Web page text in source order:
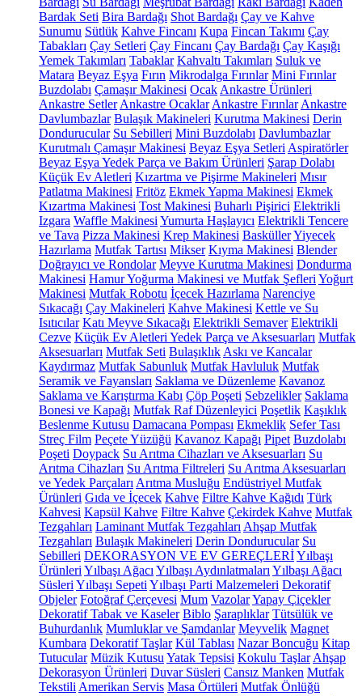
Bardak Seti Bira Bardağı Shot Bardağı Çay ve Kahve
Sunumu Sütlük Kahve Fincanı Kupa Fincan Takımı Çay
Tabakları Çay Setleri Çay Fincanı Çay Bardağı Çay Kaşığı
Yemek Takımları Tabaklar Kahvaltı Takımları Suluk ve
Matara Beyaz Eşya Fırın Mikrodalga Fırınlar Mini Fırınlar
Buzdolabı Çamaşır Makinesi Ocak Ankastre Ürünleri
Ankastre Setler Ankastre Ocaklar Ankastre Fırınlar Ankastre
Davlumbazlar Bulaşık Makineleri Kurutma Makinesi Derin
Dondurucular Su Sebilleri Mini Buzdolabı Davlumbazlar
Kurutmalı Çamaşır Makinesi Beyaz Eşya Setleri Aspiratörler
Beyaz Eşya Yedek Parça ve Bakım Ürünleri Şarap Dolabı
Küçük Ev Aletleri Kızartma ve Pişirme Makineleri Mısır
Patlatma Makinesi Fritöz Ekmek Yapma Makinesi Ekmek
Kızartma Makinesi Tost Makinesi Buharlı Pişirici Elektrikli
Izgara Waffle Makinesi Yumurta Haşlayıcı Elektrikli Tencere
ve Tava Pizza Makinesi Krep Makinesi BasküllerYiyecek
Hazırlama Mutfak Tartısı Mikser Kıyma Makinesi Blender
Doğrayıcı ve Rondolar Meyve Kurutma Makinesi Dondurma
Makinesi Hamur Yoğurma Makinesi ve Mutfak Şefleri Yoğurt
Makinesi Mutfak Robotu İçecek Hazırlama Narenciye
Sıkacağı Çay Makineleri Kahve Makinesi Kettle ve Su
Isıtıcılar Katı Meyve Sıkacağı Elektrikli Semaver Elektrikli
Cezve Küçük Ev Aletleri Yedek Parça ve Aksesuarları Mutfak
Aksesuarları Mutfak Seti Bulaşıklık Askı ve Kancalar
Kaydırmaz Mutfak Sabunluk Mutfak Havluluk Mutfak
Seramik ve Fayansları Saklama ve Düzenleme Kavanoz
Saklama ve Karıştırma Kabı Çöp Poşeti Sebzelikler Saklama
Bonesi ve Kapağı Mutfak Raf Düzenleyici Poşetlik Kaşıklık
Beslenme Kutusu Damacana Pompası Ekmeklik Sefer Tası
Streç Film Peçete Yüzüğü Kavanoz Kapağı Pipet Buzdolabı
Poşeti Doypack Su Arıtma Cihazları ve Aksesuarları Su
Arıtma Cihazları Su Arıtma Filtreleri Su Arıtma Aksesuarları
ve Yedek Parçaları Arıtma Musluğu Endüstriyel Mutfak
Ürünleri Gıda ve İçecek Kahve Filtre Kahve Kağıdı Türk
Kahvesi Kapsül Kahve Filtre Kahve Çekirdek Kahve Mutfak
Tezgahları Laminant Mutfak Tezgahları Ahşap Mutfak
Tezgahları Bulaşık Makineleri Derin Dondurucular Su
Sebilleri DEKORASYON VE EV GEREÇLERİYılbaşı
Ürünleri Yılbaşı Ağacı Yılbaşı Aydınlatmaları Yılbaşı Ağacı
Süsleri Yılbaşı Sepeti Yılbaşı Parti Malzemeleri Dekoratif
Objeler Fotoğraf Çerçevesi Mum VazolarYapay Çiçekler
Dekoratif Tabak ve Kaseler Biblo Şaraplıklar Tütsülük ve
Buhurdanlık Mumluklar ve Şamdanlar Meyvelik Magnet
Kumbara Dekoratif Taşlar Kül Tablası Nazar Boncuğu Kitap
Tutucular Müzik Kutusu Yatak Tepsisi Kokulu Taşlar Ahşap
Dekorasyon Ürünleri Duvar Süsleri Cansız Manken Mutfak
Tekstili Amerikan Servis Masa Örtüleri Mutfak Önlüğü